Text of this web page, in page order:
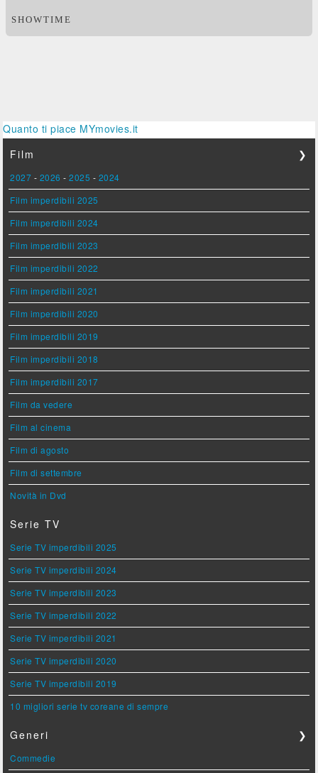
SHOWTIME
Quanto ti piace MYmovies.it
Film
❯
2027 - 2026 -2025 - 2024
Film imperdibili 2025
Film imperdibili 2024
Film imperdibili 2023
Film imperdibili 2022
Film imperdibili 2021
Film imperdibili 2020
Film imperdibili 2019
Film imperdibili 2018
Film imperdibili 2017
Film da vedere
Film al cinema
Film di agosto
Film di settembre
Novità in Dvd
Serie TV
Serie TV imperdibili 2025
Serie TV imperdibili 2024
Serie TV imperdibili 2023
Serie TV imperdibili 2022
Serie TV imperdibili 2021
Serie TV imperdibili 2020
Serie TV imperdibili 2019
10 migliori serie tv coreane di sempre
Generi ❯
Commedie